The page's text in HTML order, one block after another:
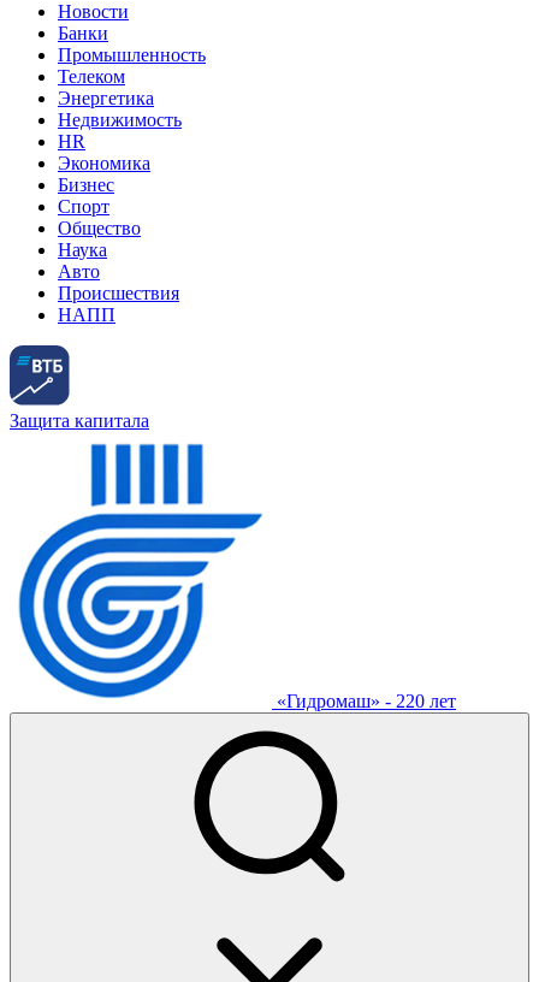
Новости
Банки
Промышленность
Телеком
Энергетика
Недвижимость
HR
Экономика
Бизнес
Спорт
Общество
Наука
Авто
Происшествия
НАПП
Защита капитала
«Гидромаш» - 220 лет